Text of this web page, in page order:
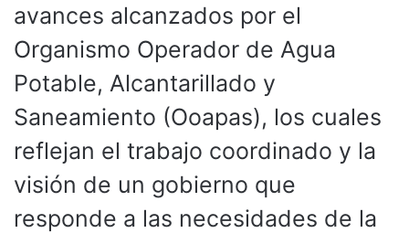
avances alcanzados por el
Organismo Operador de Agua
Potable, Alcantarillado y
Saneamiento (Ooapas), los cuales
reflejan el trabajo coordinado y la
visión de un gobierno que
responde a las necesidades de la